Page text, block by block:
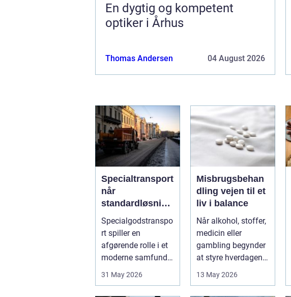
En dygtig og kompetent
optiker i Århus
Thomas Andersen 04 August 2026
Specialtransport
når
standardløsning
er ikke rækker
Specialgodstranspo
rt spiller en
afgørende rolle i et
moderne samfund,
bliver mere sp...
31 May 2026
Misbrugsbehan
dling vejen til et
liv i balance
Når alkohol, stoffer,
medicin eller
gambling begynder
at styre hverdagen,
kun pers...
13 May 2026